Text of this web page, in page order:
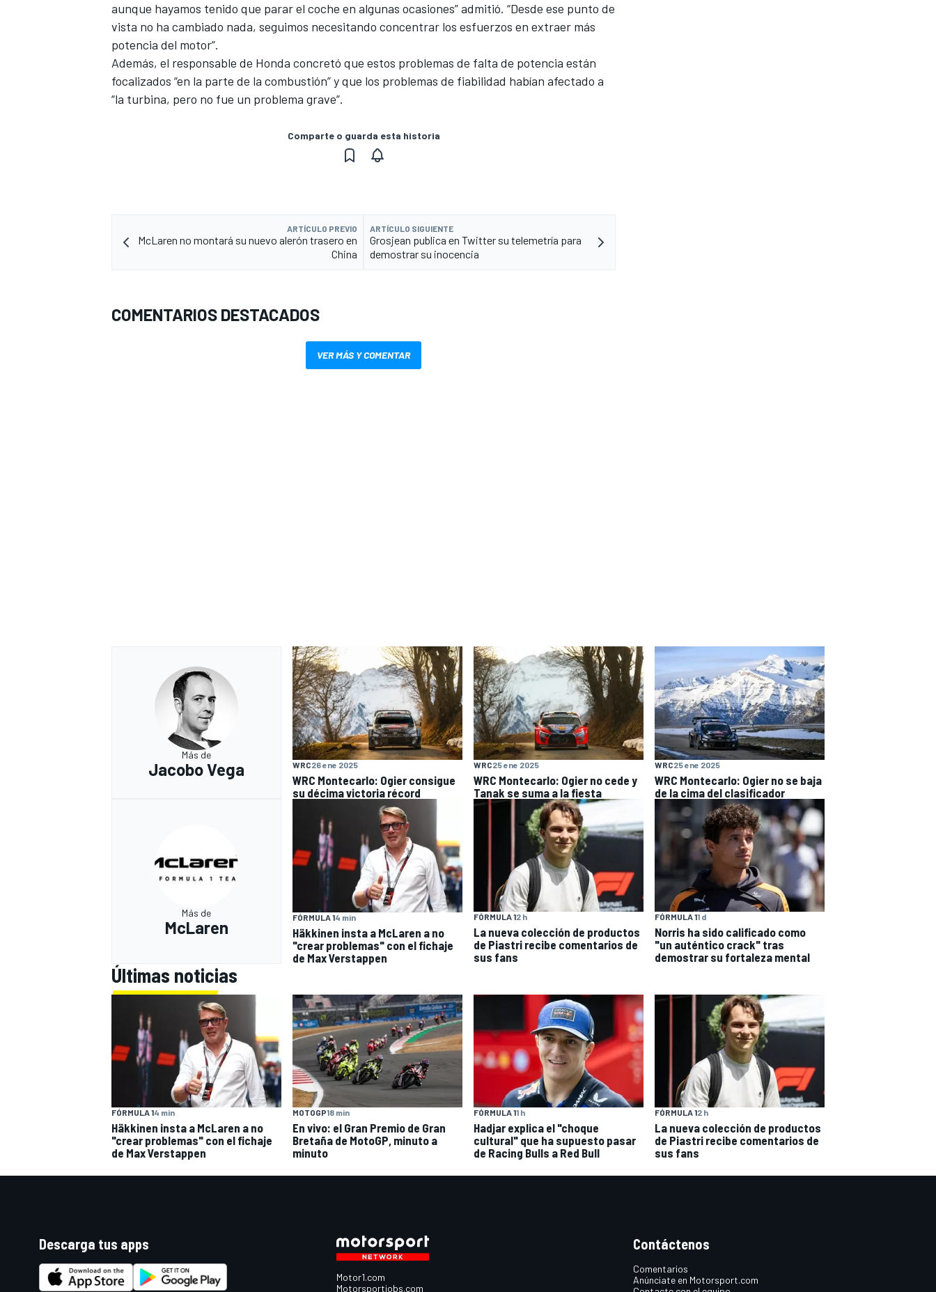
aunque hayamos tenido que parar el coche en algunas ocasiones” admitió. “Desde ese punto de
vista no ha cambiado nada, seguimos necesitando concentrar los esfuerzos en extraer más
potencia del motor”.
Además, el responsable de Honda concretó que estos problemas de falta de potencia están
focalizados “en la parte de la combustión” y que los problemas de fiabilidad habían afectado a
“la turbina, pero no fue un problema grave”.
Comparte o guarda esta historia
ARTÍCULO PREVIO
McLaren no montará su nuevo alerón trasero en
China
ARTÍCULO SIGUIENTE
Grosjean publica en Twitter su telemetría para
demostrar su inocencia
COMENTARIOS DESTACADOS
VER MÁS Y COMENTAR
Más de
Jacobo Vega WRC26 ene 2025
WRC Montecarlo: Ogier consigue
su décima victoria récord
WRC25 ene 2025
WRC Montecarlo: Ogier no cede y
Tanak se suma a la fiesta
WRC25 ene 2025
WRC Montecarlo: Ogier no se baja
de la cima del clasificador
Más de
McLaren
FÓRMULA 14 min
Häkkinen insta a McLaren a no
"crear problemas" con el fichaje
de Max Verstappen
FÓRMULA 12 h
La nueva colección de productos
de Piastri recibe comentarios de
sus fans
FÓRMULA 11 d
Norris ha sido calificado como
"un auténtico crack" tras
demostrar su fortaleza mental
Últimas noticias
FÓRMULA 14 min
Häkkinen insta a McLaren a no
"crear problemas" con el fichaje
de Max Verstappen
MOTOGP18 min
En vivo: el Gran Premio de Gran
Bretaña de MotoGP, minuto a
minuto
FÓRMULA 11 h
Hadjar explica el "choque
cultural" que ha supuesto pasar
de Racing Bulls a Red Bull
FÓRMULA 12 h
La nueva colección de productos
de Piastri recibe comentarios de
sus fans
Descarga tus apps
Motor1.com
Motorsportjobs.com
Contáctenos
Comentarios
Anúnciate en Motorsport.com